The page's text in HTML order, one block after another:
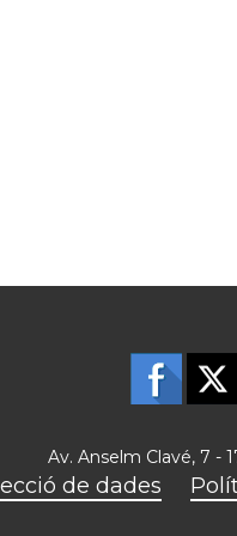
Av. Anselm Clavé, 7 -
de dades